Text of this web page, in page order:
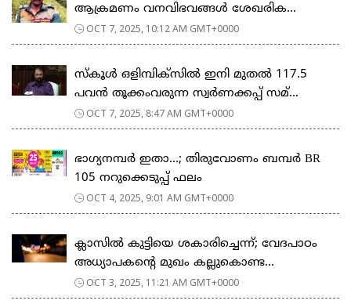
ആക്രമണം വനവിഭവങ്ങൾ ശേഖരിക...
OCT 7, 2025, 10:12 AM GMT+0000
സ്കൂൾ ഒളിമ്പിക്സിൽ ഇനി മുതൽ 117.5
പവൻ തൂക്കംവരുന്ന സ്വർണക്കപ്പ് സമ്...
OCT 7, 2025, 8:47 AM GMT+0000
ഭാഗ്യനമ്പർ ഇതാ…; തിരുവോണം ബമ്പർ BR
105 നറുക്കെടുപ്പ് ഫലം
OCT 4, 2025, 9:01 AM GMT+0000
ക്ലാസിൽ കുട്ടിയെ ശകാരിച്ചെന്ന്; വേദപാഠം
അധ്യാപകന്റെ മുഖം കല്ലുകൊണ്ട...
OCT 3, 2025, 11:21 AM GMT+0000